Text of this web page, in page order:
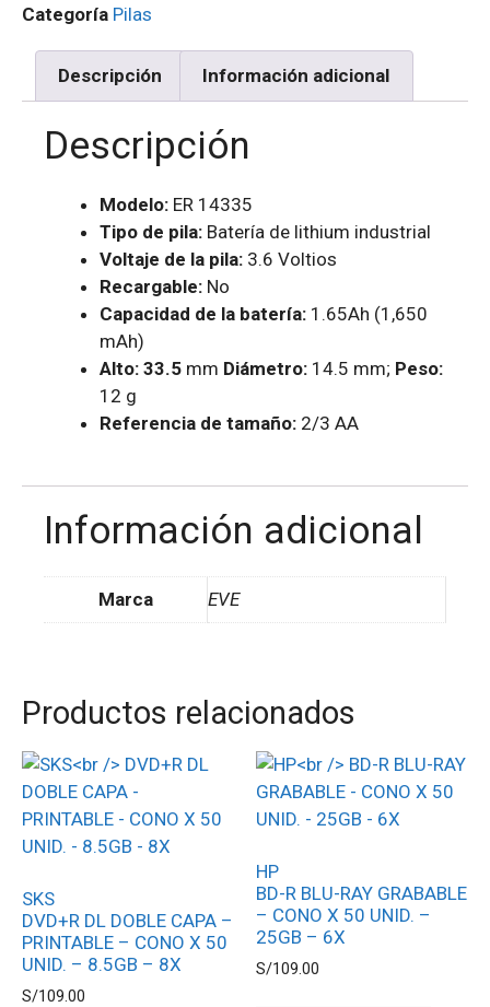
Categoría Pilas
Descripción Información adicional
Descripción
Modelo: ER 14335
Tipo de pila: Batería de lithium industrial
Voltaje de la pila: 3.6 Voltios
Recargable: No
Capacidad de la batería: 1.65Ah (1,650
mAh)
Alto: 33.5 mm Diámetro: 14.5 mm; Peso:
12 g
Referencia de tamaño: 2/3 AA
Información adicional
Marca EVE
Productos relacionados
SKS
DVD+R DL DOBLE CAPA –
PRINTABLE – CONO X 50
UNID. – 8.5GB – 8X
S/109.00
HP
BD-R BLU-RAY GRABABLE
– CONO X 50 UNID. –
25GB – 6X
S/109.00